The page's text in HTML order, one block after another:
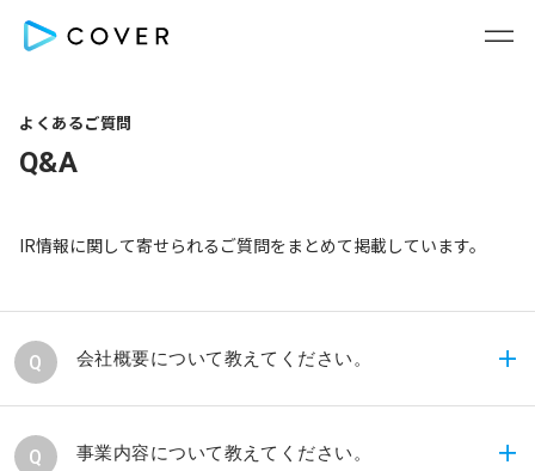
よくあるご質問
Q&A
IR情報に関して寄せられるご質問をまとめて掲載しています。
会社概要について教えてください。
当社Webサイト内の「COVERについて
」に掲載して
事業内容について教えてください。